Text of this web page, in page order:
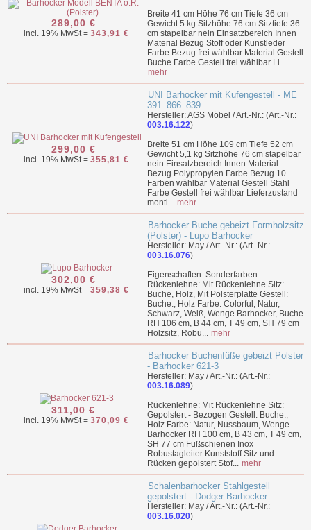
289,00 €
incl. 19% MwSt = 343,91 €
Breite 41 cm Höhe 76 cm Tiefe 36 cm
Gewicht 5 kg Sitzhöhe 76 cm Sitztiefe 36
cm stapelbar nein Einsatzbereich Innen
Material Bezug Stoff oder Kunstleder
Farbe Bezug frei wählbar Material Gestell
Buche Farbe Gestell frei wählbar Li...
mehr
299,00 €
incl. 19% MwSt = 355,81 €
UNI Barhocker mit Kufengestell - ME
391_866_839
Hersteller: AGS Möbel / Art.-Nr.: (Art.-Nr.:
003.16.122)
Breite 51 cm Höhe 109 cm Tiefe 52 cm
Gewicht 5,1 kg Sitzhöhe 76 cm stapelbar
nein Einsatzbereich Innen Material
Bezug Polypropylen Farbe Bezug 10
Farben wählbar Material Gestell Stahl
Farbe Gestell frei wählbar Lieferzustand
monti... mehr
302,00 €
incl. 19% MwSt = 359,38 €
Barhocker Buche gebeizt Formholzsitz
(Polster) - Lupo Barhocker
Hersteller: May / Art.-Nr.: (Art.-Nr.:
003.16.076)
Eigenschaften: Sonderfarben
Rückenlehne: Mit Rückenlehne Sitz:
Buche, Holz, Mit Polsterplatte Gestell:
Buche., Holz Farbe: Colorful, Natur,
Schwarz, Weiß, Wenge Barhocker, Buche
RH 106 cm, B 44 cm, T 49 cm, SH 79 cm
Holzsitz, Robu... mehr
311,00 €
incl. 19% MwSt = 370,09 €
Barhocker Buchenfüße gebeizt Polster
- Barhocker 621-3
Hersteller: May / Art.-Nr.: (Art.-Nr.:
003.16.089)
Rückenlehne: Mit Rückenlehne Sitz:
Gepolstert - Bezogen Gestell: Buche.,
Holz Farbe: Natur, Nussbaum, Wenge
Barhocker RH 100 cm, B 43 cm, T 49 cm,
SH 77 cm Fußschienen Inox
Robustagleiter Kunststoff Sitz und
Rücken gepolstert Stof... mehr
Schalenbarhocker Stahlgestell
gepolstert - Dodger Barhocker
Hersteller: May / Art.-Nr.: (Art.-Nr.:
003.16.020)